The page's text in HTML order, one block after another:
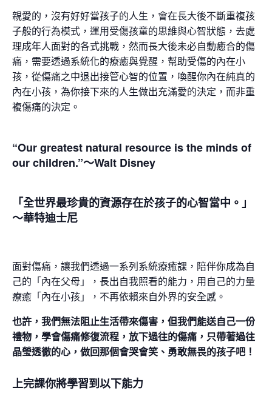
親愛的，沒有好好當孩子的人生，會在長大後不斷重複孩
子般的行為模式，運用受傷孩童的思維與心智狀態，去處
理成年人面對的各式挑戰，然而長大後未必自動癒合的傷
痛，需要透過系統化的療癒與覺醒，幫助受傷的內在小
孩，從傷痛之中退出接管心智的位置，喚醒你內在純真的
內在小孩，為你接下來的人生做出充滿愛的決定，而非重
複傷痛的決定。
“Our greatest natural resource is the minds of
our children.”～Walt Disney
「全世界最珍貴的資源存在於孩子的心智當中。」
～華特迪士尼
面對傷痛，讓我們透過一系列系統療癒課，陪伴你成為自
己的「內在父母」，長出自我照看的能力，用自己的力量
療癒「內在小孩」，不再依賴來自外界的安全感。
也許，我們無法阻止生活帶來傷害，但我們能送自己一份
禮物，學會傷痛修復流程，放下過往的傷痛，只帶著過往
晶瑩透徹的心，做回那個會哭會笑、勇敢無畏的孩子吧！
上完課你將學習到以下能力